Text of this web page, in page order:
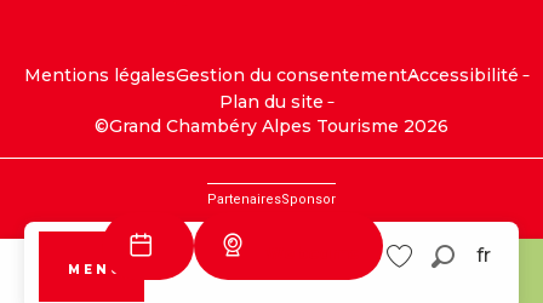
Aillons
MENU
fr
Mentions légalesGestion du consentementAccessibilité
Plan du site
©Grand Chambéry Alpes Tourisme 2026
PartenairesSponsor